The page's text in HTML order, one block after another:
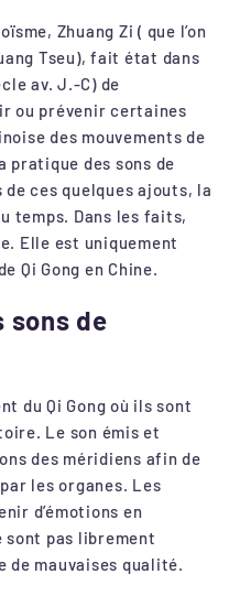
Zhuang Zi ( que l’on
Tseu), fait état dans
av. J.-C) de
ou prévenir certaines
des mouvements de
pratique des sons de
ces quelques ajouts, la
temps. Dans les faits,
Elle est uniquement
Qi Gong en Chine.
sons de
du Qi Gong où ils sont
Le son émis et
des méridiens afin de
les organes. Les
d’émotions en
sont pas librement
de mauvaises qualité.